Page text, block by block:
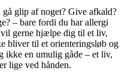
glip af noget? Give afkald?
– bare fordi du har allergi
gerne hjælpe dig til et liv,
bliver til et orienteringsløb og
ikke en umulig gåde – et liv,
lige ved hånden.